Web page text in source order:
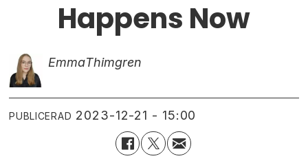
Happens Now
EmmaThimgren
PUBLICERAD 2023-12-21 - 15:00